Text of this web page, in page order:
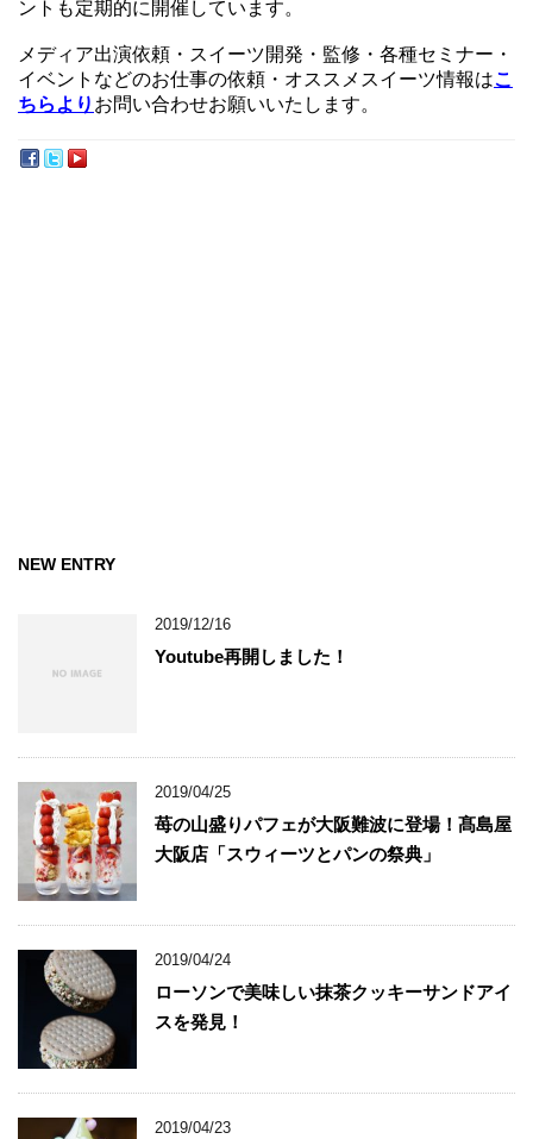
ントも定期的に開催しています。
メディア出演依頼・スイーツ開発・監修・各種セミナー・
イベントなどのお仕事の依頼・オススメスイーツ情報はこ
ちらより お問い合わせお願いいたします。
NEW ENTRY
2019/12/16
Youtube再開しました！
2019/04/25
苺の山盛りパフェが大阪難波に登場！髙島屋
大阪店「スウィーツとパンの祭典」
2019/04/24
ローソンで美味しい抹茶クッキーサンドアイ
スを発見！
2019/04/23